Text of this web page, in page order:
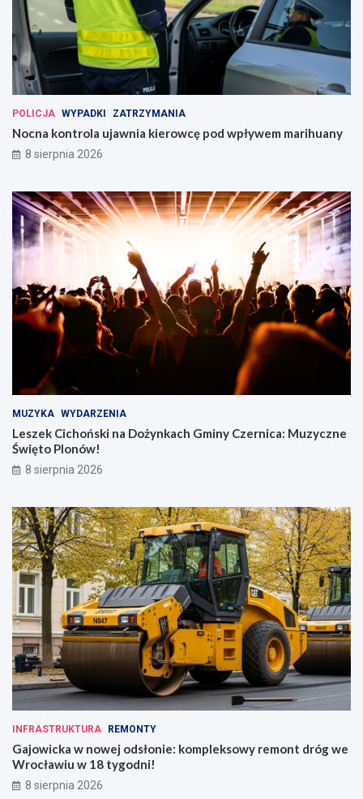
POLICJA WYPADKI ZATRZYMANIA
Nocna kontrola ujawnia kierowcę pod wpływem marihuany
8 sierpnia 2026
MUZYKA WYDARZENIA
Leszek Cichoński na Dożynkach Gminy Czernica: Muzyczne
Święto Plonów!
8 sierpnia 2026
INFRASTRUKTURA REMONTY
Gajowicka w nowej odsłonie: kompleksowy remont dróg we
Wrocławiu w 18 tygodni!
8 sierpnia 2026